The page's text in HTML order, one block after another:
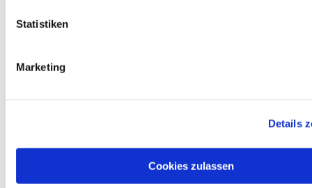
Statistiken
Marketing
Details
Cookies zulassen